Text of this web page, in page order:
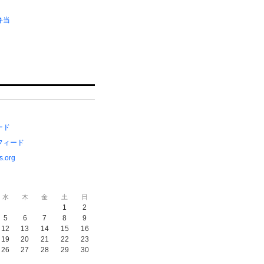
当
ド
ィード
水 木 金 土 日
1
2
5 6 7 8
9
12 13 14 15
16
19 20 21 22
23
26 27 28 29
30